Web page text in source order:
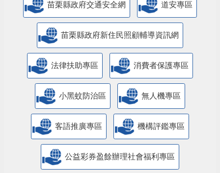
苗栗縣政府交通安全網 道安專區
苗栗縣政府新住民照顧輔導資訊網
法律扶助專區 消費者保護專區
小黑蚊防治區 無人機專區
客語推廣專區 機構評鑑專區
公益彩券盈餘辦理社會福利專區